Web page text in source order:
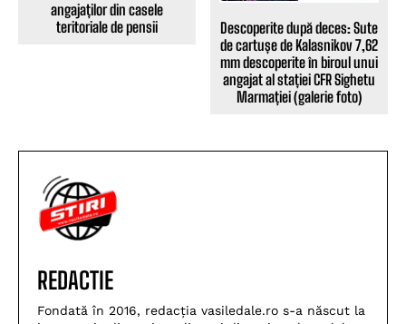
angajaților din casele
teritoriale de pensii
Descoperite după deces: Sute
de cartușe de Kalasnikov 7,62
mm descoperite în biroul unui
angajat al stației CFR Sighetu
Marmației (galerie foto)
REDACTIE
Fondată în 2016, redacția vasiledale.ro s-a născut la